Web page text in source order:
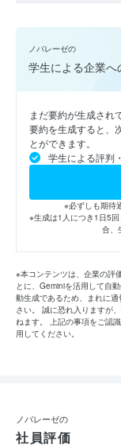
ノバレーゼの
学生による企業
まだ要約が生成され
要約を生成すると、
とができます。
学生による評判
※必ずしも期待
※生成は1人につき1日5
合、
※本コンテンツは、企業の評
とに、Geminiを活用して自
動生成であるため、まれに
さい。 誠に恐れ入りますが
ねます。 上記の事項をご認
用してください。
ノバレーゼの
社員評価